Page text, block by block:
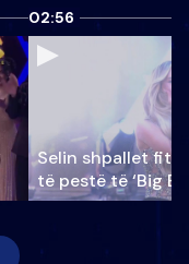
02:56
Selin shpallet
të pestë të ‘Big